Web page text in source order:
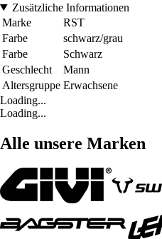
Zusätzliche Informationen
Marke
RST
Farbe
schwarz/grau
Farbe
Schwarz
Geschlecht
Mann
Altersgruppe Erwachsene
Loading...
Loading...
Alle unsere Marken